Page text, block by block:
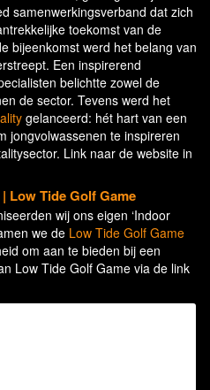
samenwerkingsverband dat zich
toekomst van de
bijeenkomst werd het belang van
Een inspirerend
belichtte zowel de
de sector. Tevens werd het
gelanceerd: hét hart van een
jongvolwassenen te inspireren
Link naar de website in
Low Tide Golf Game
wij ons eigen ‘Indoor
we de Low Tide Golf Game
om aan te bieden bij een
Low Tide Golf Game via de link